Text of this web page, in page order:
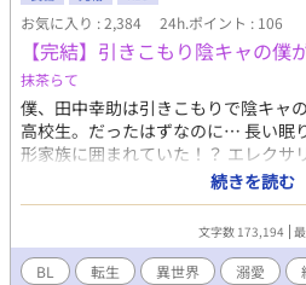
にも掲載しています
お気に入り : 2,384 24h.ポイント : 106
【完結】引きこもり陰キャの僕
抹茶らて
僕、田中幸助は引きこもりで陰キャ
高校生。だったはずなのに… 長い眠
形家族に囲まれていた！？ エレクサ
エレクサリアとオシャレな名前にな
されるとか、これなんてプレイ？ ず
いでくれる家族と、迫って来る多方
れていない僕はタジタジで……… ＊
ていないので…) ＊ノリと勢いで書い
続きを読む
文字数 173,194
BL 転生 異世界 溺愛